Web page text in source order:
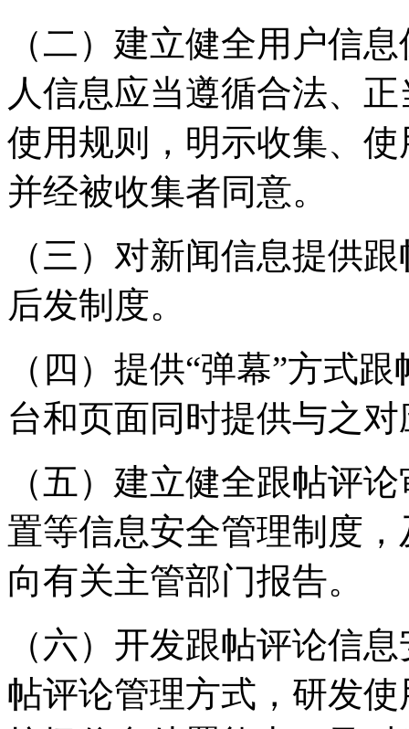
（二）建立健全用户信
人信息应当遵循合法、
使用规则，明示收集、
并经被收集者同意。
（三）对新闻信息提供
后发制度。
（四）提供“弹幕”方式
台和页面同时提供与之
（五）建立健全跟帖评
置等信息安全管理制度
向有关主管部门报告。
（六）开发跟帖评论信
帖评论管理方式，研发